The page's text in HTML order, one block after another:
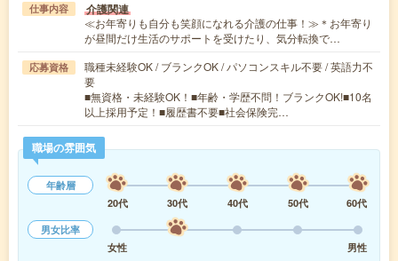
仕事内容 介護関連
≪お年寄りも自分も笑顔になれる介護の仕事！≫＊お年寄り
が昼間だけ生活のサポートを受けたり、気分転換で…
応募資格
職種未経験OK / ブランクOK / パソコンスキル不要 / 英語力不
要
■無資格・未経験OK！■年齢・学歴不問！ブランクOK!■10名
以上採用予定！■履歴書不要■社会保険完…
職場の雰囲気
年齢層
20代
30代 40代 50代
60代
男女比率
女性
男性